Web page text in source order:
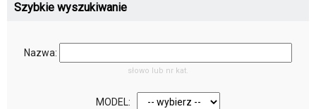
Szybkie wyszukiwanie
Nazwa:
słowo lub nr kat.
MODEL: